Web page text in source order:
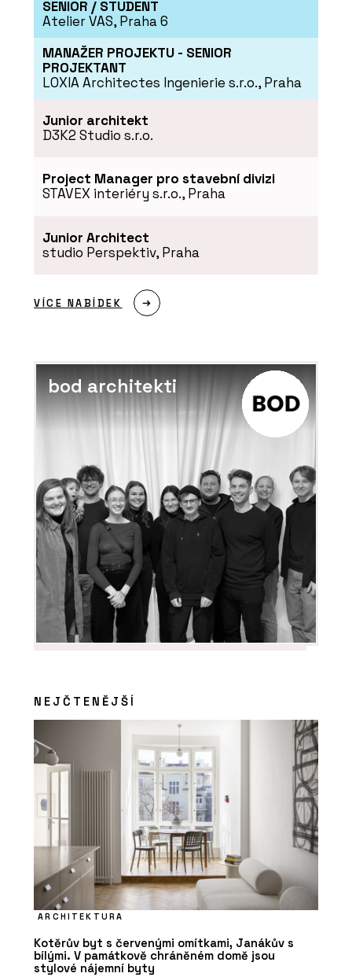
SENIOR / STUDENT
Atelier VAS, Praha 6
MANAŽER PROJEKTU - SENIOR
PROJEKTANT
LOXIA Architectes Ingenierie s.r.o., Praha
Junior architekt
D3K2 Studio s.r.o.
Project Manager pro stavební divizi
STAVEX interiéry s.r.o., Praha
Junior Architect
studio Perspektiv, Praha
VÍCE NABÍDEK
bod architekti
NEJČTENĚJŠÍ
ARCHITEKTURA
Kotěrův byt s červenými omítkami, Janákův s
bílými. V památkově chráněném domě jsou
stylové nájemní byty